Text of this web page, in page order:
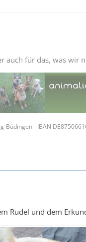
auch für das, was wir
Büdingen - IBAN
Rudel und dem